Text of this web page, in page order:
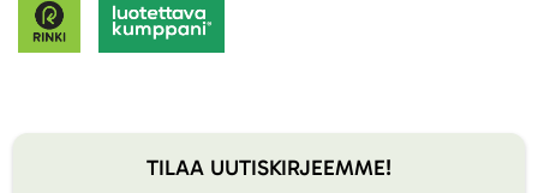
TILAA UUTISKIRJEEMME!